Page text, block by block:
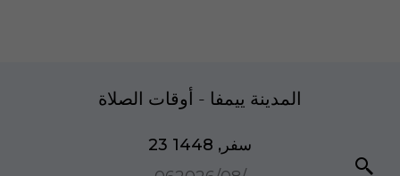
المدينة ييمفا - أوقات الصلاة
23 سفر, 1448